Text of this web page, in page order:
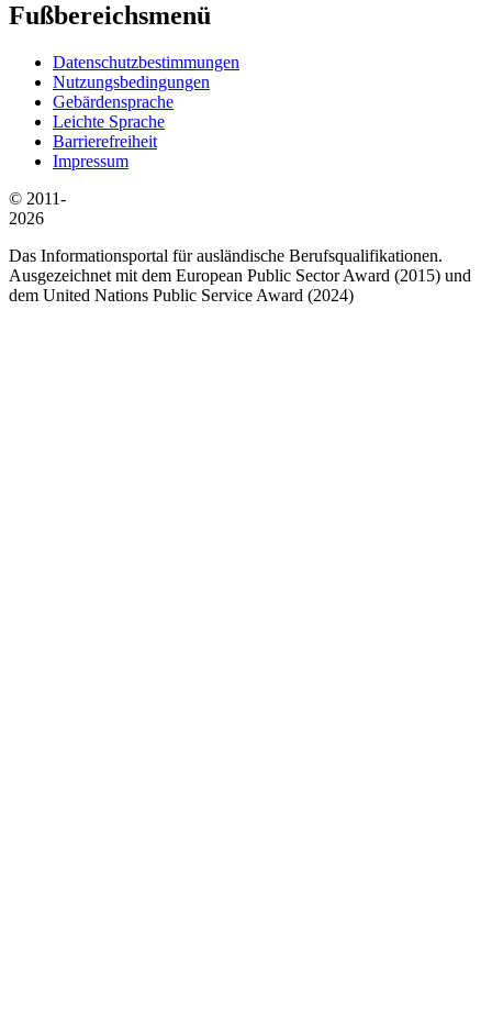
Fußbereichsmenü
Datenschutzbestimmungen
Nutzungsbedingungen
Gebärdensprache
Leichte Sprache
Barrierefreiheit
Impressum
© 2011-
2026
Das Informationsportal für ausländische Berufsqualifikationen.
Ausgezeichnet mit dem European Public Sector Award (2015) und
dem United Nations Public Service Award (2024)